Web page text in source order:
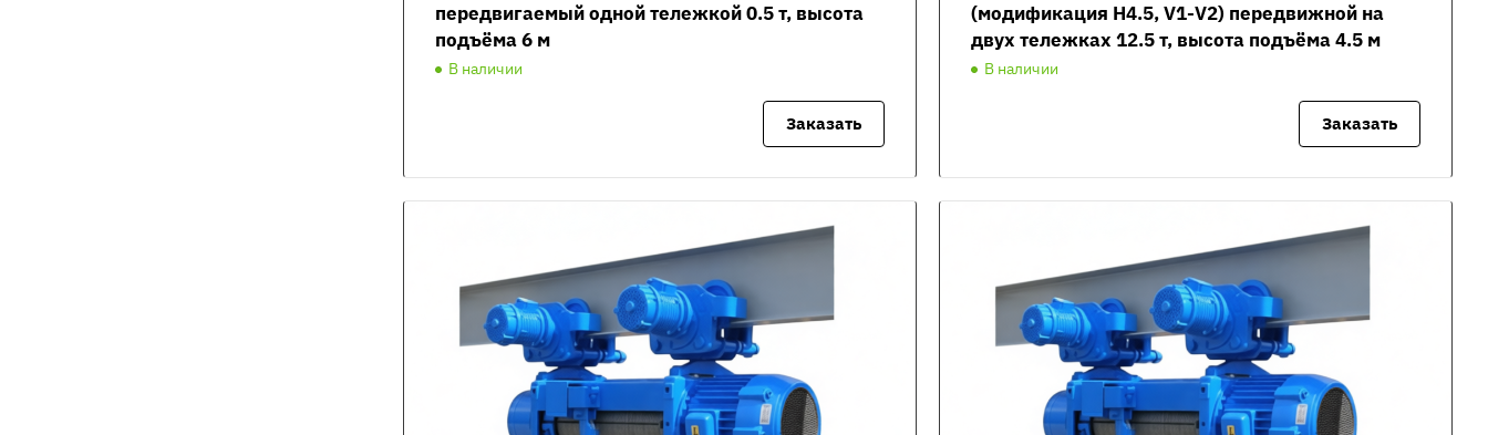
передвигаемый одной тележкой 0.5 т, высота
подъёма 6 м
В наличии
Заказать
(модификация H4.5, V1-V2) передвижной на
двух тележках 12.5 т, высота подъёма 4.5 м
В наличии
Заказать